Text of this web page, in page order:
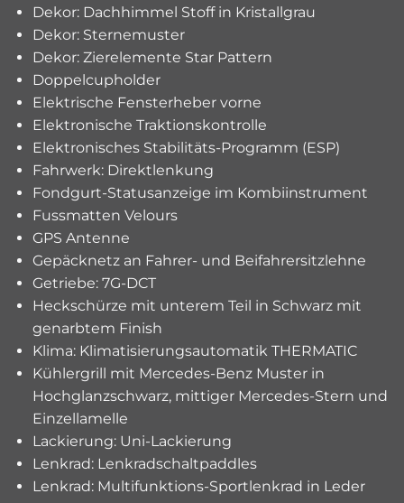
Dekor: Dachhimmel Stoff in Kristallgrau
Dekor: Sternemuster
Dekor: Zierelemente Star Pattern
Doppelcupholder
Elektrische Fensterheber vorne
Elektronische Traktionskontrolle
Elektronisches Stabilitäts-Programm (ESP)
Fahrwerk: Direktlenkung
Fondgurt-Statusanzeige im Kombiinstrument
Fussmatten Velours
GPS Antenne
Gepäcknetz an Fahrer- und Beifahrersitzlehne
Getriebe: 7G-DCT
Heckschürze mit unterem Teil in Schwarz mit
genarbtem Finish
Klima: Klimatisierungsautomatik THERMATIC
Kühlergrill mit Mercedes-Benz Muster in
Hochglanzschwarz, mittiger Mercedes-Stern und
Einzellamelle
Lackierung: Uni-Lackierung
Lenkrad: Lenkradschaltpaddles
Lenkrad: Multifunktions-Sportlenkrad in Leder